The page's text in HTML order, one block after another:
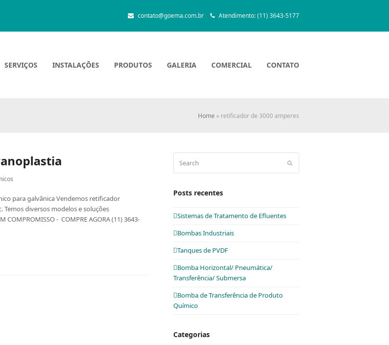
contato@goema.com.br Atendimento: (11) 3643-5177
SERVIÇOS INSTALAÇÕES PRODUTOS GALERIA COMERCIAL CONTATO
Home » retificador de 3000 amperes
para galvânica Vendemos retificador
diversos modelos e soluções
- COMPRE AGORA (11) 3643-
Posts recentes
Sistemas de Tratamento de Efluentes
Bombas Industriais
Tanques de PVDF
Bomba Horizontal/ Pneumática/
Transferência/ Submersa
Bomba de Transferência de Produto
Químico
Categorias